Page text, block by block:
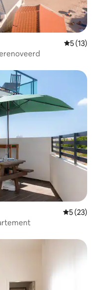
5 (13)
5 (23)